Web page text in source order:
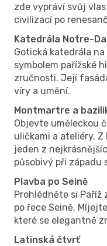
zde vypráví svůj
civilizací po
Katedrála Notre-
Gotická katedrála
symbolem pařížské
zručnosti. Její
víry a umění.
Montmartre a
Objevte uměleckou
uličkami a ateliéry.
jeden z
působivý při západu
Plavba po Seině
Prohlédněte si Paříž
po řece Seině.
které se elegantně
Latinská čtvrť